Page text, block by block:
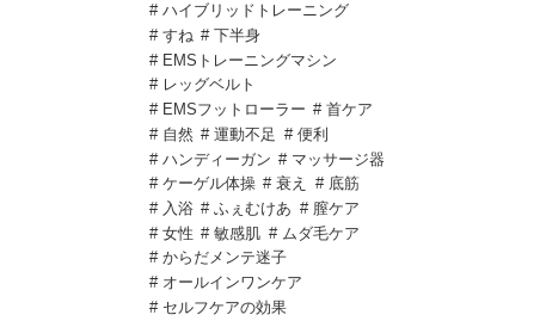
# ハイブリッドトレーニング
# すね # 下半身
# EMSトレーニングマシン
# レッグベルト
# EMSフットローラー # 首ケア
# 自然 # 運動不足 # 便利
# ハンディーガン # マッサージ器
# ケーゲル体操 # 衰え
# 底筋
# 入浴 # ふぇむけあ # 膣ケア
# 女性 # 敏感肌 # ムダ毛ケア
# からだメンテ迷子
# オールインワンケア
# セルフケアの効果